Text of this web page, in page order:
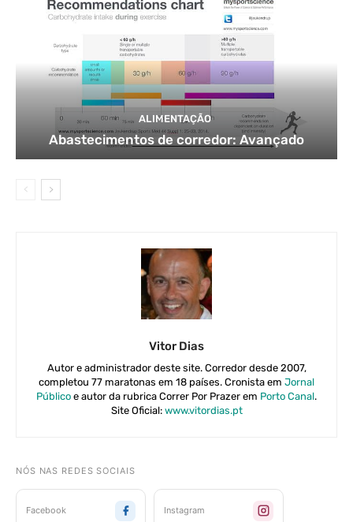
ALIMENTAÇÃO
Abastecimentos de corredor: Avançado
Vitor Dias
Autor e administrador deste site. Corredor desde 2007,
completou 77 maratonas em 18 países. Cronista em Jornal
Público e autor da rubrica Correr Por Prazer em Porto Canal.
Site Oficial: www.vitordias.pt
NÓS NAS REDES SOCIAIS
Facebook Instagram